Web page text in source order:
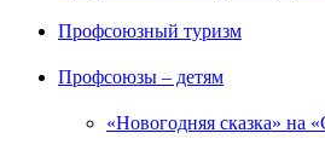
Профсоюзный туризм
Профсоюзы – детям
«Новогодняя сказка» на